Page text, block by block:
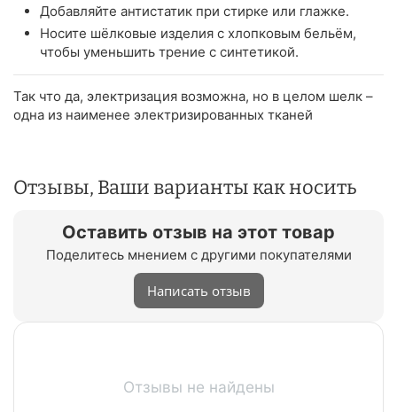
Добавляйте антистатик при стирке или глажке.
Носите шёлковые изделия с хлопковым бельём,
чтобы уменьшить трение с синтетикой.
Так что да, электризация возможна, но в целом шелк –
одна из наименее электризированных тканей
Отзывы, Ваши варианты как носить
Оставить отзыв на этот товар
Поделитесь мнением с другими покупателями
Написать отзыв
Отзывы не найдены